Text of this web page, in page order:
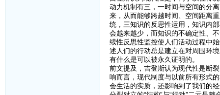
动力机制有三，一时间与空间的分
来，从而能够跨越时间、空间距离
统，三知识的反思性运用，知识内
会越来越少，而知识的不确定性、
续性反思性监控使人们活动过程中
述人们的行动总是建立在对周围环
有什么是可以被永久证明的。
前文提及，吉登斯认为现代性是断
响而言，现代制度与以前所有形式
会生活的实质，还影响到了我们的